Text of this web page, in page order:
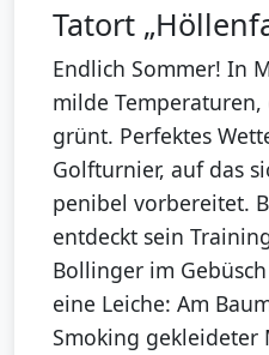
Tatort
Endlich Sommer! In
milde
grünt. Perfektes
Golfturnier, auf das
penibel vorbereitet.
entdeckt sein
Bollinger im
eine Leiche: Am
Smoking gekleideter